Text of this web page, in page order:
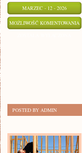
MARZEC - 12 - 2026
MOŻLIWOŚĆ KOMENTOWANIA
POSTED BY ADMIN